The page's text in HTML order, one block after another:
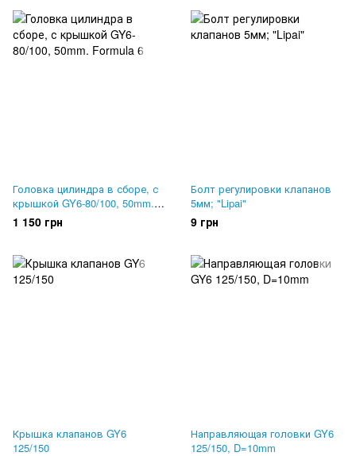
Головка цилиндра в сборе, с
крышкой GY6-80/100, 50mm.
Formula 6
1 150 грн
Болт регулировки клапанов
5мм; "Lipai"
9 грн
Крышка клапанов GY6
125/150
Направляющая головки GY6
125/150, D=10mm